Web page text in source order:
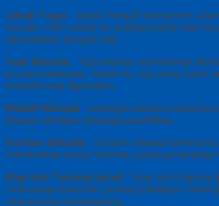
Jubah Toga : Jubah menjadi komponen
wisuda. Oleh sebab itu, kualitas bahan dan
diperhatikan dengan baik.
Topi Wisuda : Topi wisuda memberikan
prosesi kelulusan. Selain itu, topi yang kokoh
menarik saat digunakan.
Medali Wisuda : sehingga desain medali
dengan identitas lembaga pendidikan
Gordon Wisuda : Gordon menjadi aksesori
memberikan kesan berkelas pada penampilan
Map dan Tabung Ijazah : Map serta tabung
melindungi dokumen penting sekaligus
saat prosesi berlangsung.